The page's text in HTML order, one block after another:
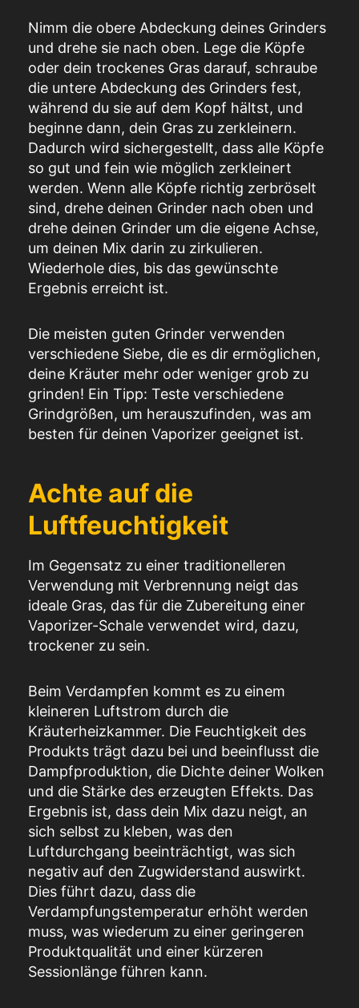
Nimm die obere Abdeckung deines Grinders
und drehe sie nach oben. Lege die Köpfe
oder dein trockenes Gras darauf, schraube
die untere Abdeckung des Grinders fest,
während du sie auf dem Kopf hältst, und
beginne dann, dein Gras zu zerkleinern.
Dadurch wird sichergestellt, dass alle Köpfe
so gut und fein wie möglich zerkleinert
werden. Wenn alle Köpfe richtig zerbröselt
sind, drehe deinen Grinder nach oben und
drehe deinen Grinder um die eigene Achse,
um deinen Mix darin zu zirkulieren.
Wiederhole dies, bis das gewünschte
Ergebnis erreicht ist.
Die meisten guten Grinder verwenden
verschiedene Siebe, die es dir ermöglichen,
deine Kräuter mehr oder weniger grob zu
grinden! Ein Tipp: Teste verschiedene
Grindgrößen, um herauszufinden, was am
besten für deinen Vaporizer geeignet ist.
Achte auf die
Luftfeuchtigkeit
Im Gegensatz zu einer traditionelleren
Verwendung mit Verbrennung neigt das
ideale Gras, das für die Zubereitung einer
Vaporizer-Schale verwendet wird, dazu,
trockener zu sein.
Beim Verdampfen kommt es zu einem
kleineren Luftstrom durch die
Kräuterheizkammer. Die Feuchtigkeit des
Produkts trägt dazu bei und beeinflusst die
Dampfproduktion, die Dichte deiner Wolken
und die Stärke des erzeugten Effekts. Das
Ergebnis ist, dass dein Mix dazu neigt, an
sich selbst zu kleben, was den
Luftdurchgang beeinträchtigt, was sich
negativ auf den Zugwiderstand auswirkt.
Dies führt dazu, dass die
Verdampfungstemperatur erhöht werden
muss, was wiederum zu einer geringeren
Produktqualität und einer kürzeren
Sessionlänge führen kann.